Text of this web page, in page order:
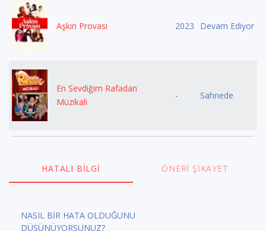
Aşkın Provası 2023 Devam Ediyor
En Sevdiğim Rafadan
Müzikali
- Sahnede
HATALI BILGI ÖNERI ŞIKAYET
NASIL BİR HATA OLDUĞUNU
DÜŞÜNÜYORSUNUZ?